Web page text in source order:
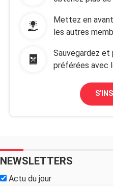
Mettez en
les autres
Sauvegardez
préférées avec
NEWSLETTERS
Actu du jour